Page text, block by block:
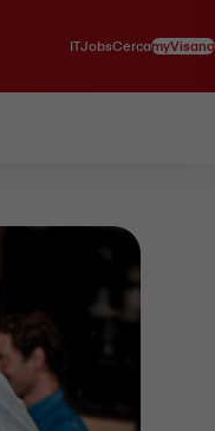
ITJobsCercamyVisana